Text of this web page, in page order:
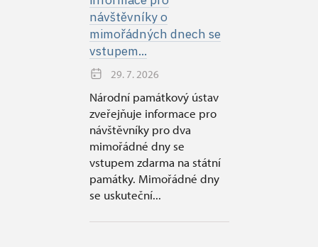
návštěvníky o
mimořádných dnech se
vstupem...
29. 7. 2026
Národní památkový ústav
zveřejňuje informace pro
návštěvníky pro dva
mimořádné dny se
vstupem zdarma na státní
památky. Mimořádné dny
se uskuteční...